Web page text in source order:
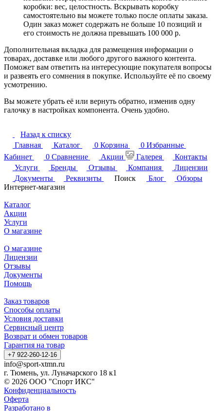
коробки: вес, целостность. Вскрывать коробку
самостоятельно вы можете только после оплаты заказа.
Один заказ может содержать не больше 10 позиций и
его стоимость не должна превышать 100 000 р.
Дополнительная вкладка для размещения информации о
товарах, доставке или любого другого важного контента.
Поможет вам ответить на интересующие покупателя вопросы
и развеять его сомнения в покупке. Используйте её по своему
усмотрению.
Вы можете убрать её или вернуть обратно, изменив одну
галочку в настройках компонента. Очень удобно.
Назад к списку
Главная
Каталог 0 Корзина 0 Избранные
Кабинет
0 Сравнение Акции Галерея
Контакты
Услуги
Бренды Отзывы Компания
Лицензии
Документы
Реквизиты Поиск Блог
Обзоры
Интернет-магазин
Каталог
Акции
Услуги
О магазине
О магазине
Лицензии
Отзывы
Документы
Помощь
Заказ товаров
Способы оплаты
Условия доставки
Сервисный центр
Возврат и обмен товаров
Гарантия на товар
+7 922-260-12-16
info@sport-xtmn.ru
г. Тюмень, ул. Луначарского 18 к1
© 2026 ООО "Спорт ИКС"
Конфиденциальность
Оферта
Разработано в